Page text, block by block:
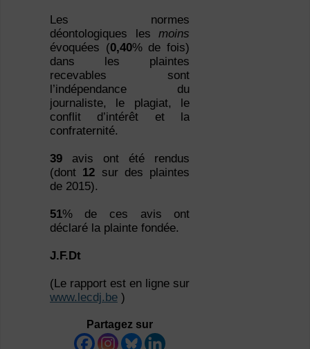
Les normes
déontologiques lesmoins
évoquées (0,40% de fois)
dans les plaintes
recevables sont
l’indépendance du
journaliste, le plagiat, le
conflit d’intérêt et la
confraternité.
39avis ont été rendus
(dont 12 sur des plaintes
de 2015).
51% de ces avis ont
déclaré la plainte fondée.
J.F.Dt
(Le rapport est en ligne sur
www.lecdj.be)
Partagez sur